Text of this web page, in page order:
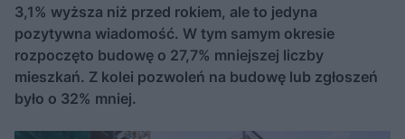
3,1% wyższa niż przed rokiem, ale to jedyna
pozytywna wiadomość. W tym samym okresie
rozpoczęto budowę o 27,7% mniejszej liczby
mieszkań. Z kolei pozwoleń na budowę lub zgłoszeń
było o 32% mniej.